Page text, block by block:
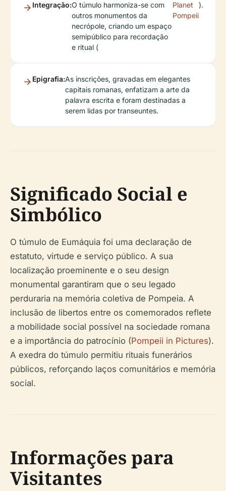
Integração:O túmulo harmoniza-se com
outros monumentos da
necrópole, criando um espaço
semipúblico para recordação
e ritual (
Planet
Pompeii
).
Epigrafia:As inscrições, gravadas em elegantes
capitais romanas, enfatizam a arte da
palavra escrita e foram destinadas a
serem lidas por transeuntes.
Significado Social e
Simbólico
O túmulo de Eumáquia foi uma declaração de
estatuto, virtude e serviço público. A sua
localização proeminente e o seu design
monumental garantiram que o seu legado
perduraria na memória coletiva de Pompeia. A
inclusão de libertos entre os comemorados reflete
a mobilidade social possível na sociedade romana
e a importância do patrocínio (Pompeii in Pictures).
A exedra do túmulo permitiu rituais funerários
públicos, reforçando laços comunitários e memória
social.
Informações para
Visitantes